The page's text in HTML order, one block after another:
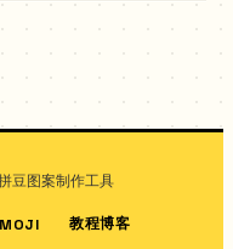
豆图案制作工具
教程博客